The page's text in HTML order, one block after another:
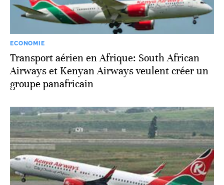
ECONOMIE
Transport aérien en Afrique: South African
Airways et Kenyan Airways veulent créer un
groupe panafricain